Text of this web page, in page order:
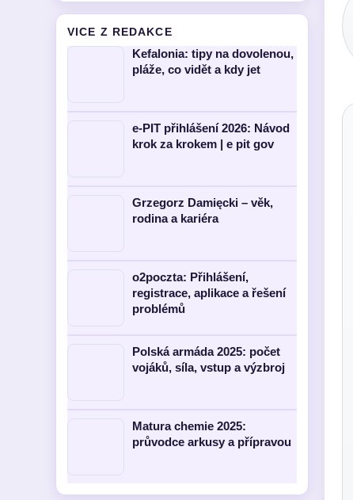
VICE Z REDAKCE
Kefalonia: tipy na dovolenou,
pláže, co vidět a kdy jet
e-PIT přihlášení 2026: Návod
krok za krokem | e pit gov
Grzegorz Damięcki – věk,
rodina a kariéra
o2poczta: Přihlášení,
registrace, aplikace a řešení
problémů
Polská armáda 2025: počet
vojáků, síla, vstup a výzbroj
Matura chemie 2025:
průvodce arkusy a přípravou